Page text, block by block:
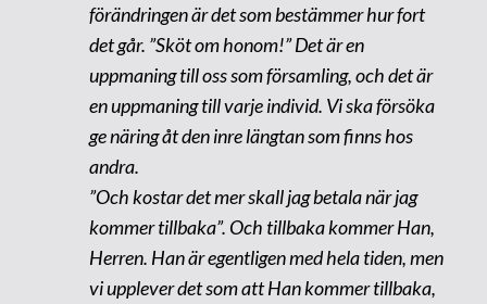
förändringen är det som bestämmer hur fort
det går. ”Sköt om honom!” Det är en
uppmaning till oss som församling, och det är
en uppmaning till varje individ. Vi ska försöka
ge näring åt den inre längtan som finns hos
andra.
”Och kostar det mer skall jag betala när jag
kommer tillbaka”. Och tillbaka kommer Han,
Herren. Han är egentligen med hela tiden, men
vi upplever det som att Han kommer tillbaka,